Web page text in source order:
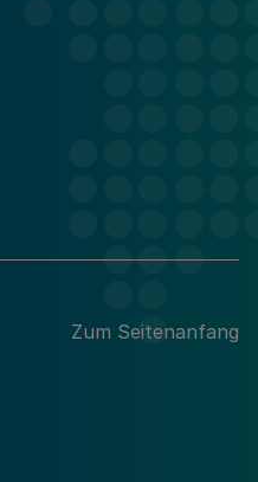
Zum Seitenanfang